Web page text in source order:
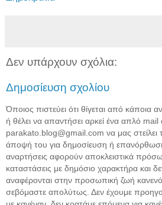
Δεν υπάρχουν σχόλια:
Δημοσίευση σχολίου
Όποιος πιστεύει ότι θίγεται από κάποια
ή θέλει να απαντήσει αρκεί ένα απλό mail
parakato.blog@gmail.com να μας στείλει
άποψή του για δημοσίευση ή
αναρτήσεις αφορούν αποκλειστικά
καταστάσεις με δημόσιο χαρακτήρα και
αναφέρονται στην προσωπική ζωή
σεβόμαστε απολύτως. Δεν έχουμε